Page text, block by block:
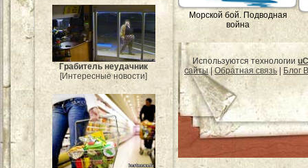
Грабитель неудачник
[Интересные новости]
Морской бой. Подводная
война
Используются технологии
сайты|Обратная связь Блог